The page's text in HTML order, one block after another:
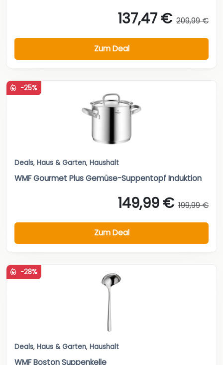
137,47 € 209,99 €
Zum Deal
-25%
Deals, Haus & Garten, Haushalt
WMF Gourmet Plus Gemüse-Suppentopf Induktion
149,99 € 199,99 €
Zum Deal
-28%
Deals, Haus & Garten, Haushalt
WMF Boston Suppenkelle